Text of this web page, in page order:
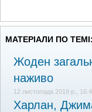
МАТЕРІАЛИ ПО ТЕМІ:
Жоден
наживо
12 листопада 2019 р.,
Харлан,